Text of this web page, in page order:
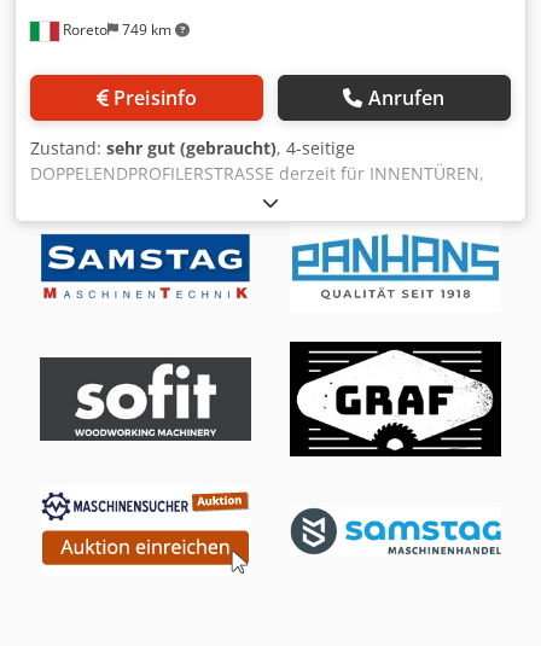
Roreto 749 km
Preisinfo Anrufen
Zustand: sehr gut (gebraucht), 4-seitige
DOPPELENDPROFILERSTRASSE derzeit für INNENTÜREN,
Bestehend aus den folgenden Maschinen: X10023A)
CELASCHI'' angetriebene Rollenbahn zur Beschickung
X10023B) CELASCHI'' DOPPELENDPROFILER Mod. TSA 3 B
480 A installierte Gesamtleistung KW 65 Credpowzmbqjfx
Ad Ief X10023C) "CELASCHI"" 90° Transfer (L-förmige
DOPPELENDPROFILER Mod. TSA 2 B 360 installierte
Gesamtleistung KW 65